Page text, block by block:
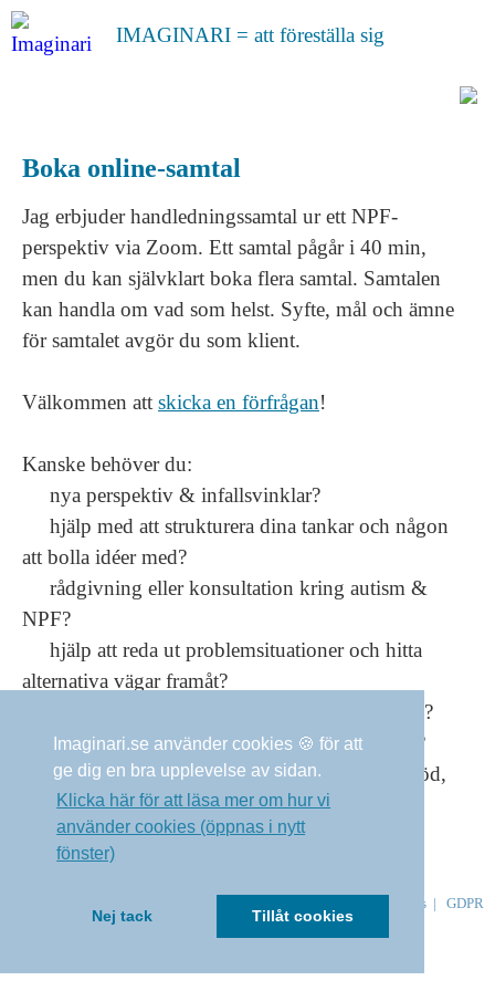
Imaginari.se använder cookies 🍪 för att
ge dig en bra upplevelse av sidan.
Klicka här för att läsa mer om hur vi
använder cookies (öppnas i nytt
fönster)
Nej tack Tillåt cookies
IMAGINARI = att föreställa sig
Boka online-samtal
Jag erbjuder handledningssamtal ur ett NPF-
perspektiv via Zoom. Ett samtal pågår i 40 min,
men du kan självklart boka flera samtal. Samtalen
kan handla om vad som helst. Syfte, mål och ämne
för samtalet avgör du som klient.
Välkommen att skicka en förfrågan!
Kanske behöver du:
nya perspektiv & infallsvinklar?
hjälp med att strukturera dina tankar och någon
att bolla idéer med?
rådgivning eller konsultation kring autism &
NPF?
hjälp att reda ut problemsituationer och hitta
alternativa vägar framåt?
strategier för att förebygga och hantera stress?
tips på verktyg, anpassningar & hjälpmedel?
någon med liknande erfarenheter som ger stöd,
lyssnar och förstår?
Cookies | GDPR